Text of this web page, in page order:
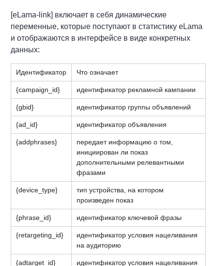
[eLama-link] включает в себя динамические
переменные, которые поступают в статистику eLama
и отображаются в интерфейсе в виде конкретных
данных:
Идентификатор Что означает
{campaign_id} идентификатор рекламной кампании
{gbid} идентификатор группы объявлений
{ad_id} идентификатор объявления
{addphrases}
передает информацию о том,
инициирован ли показ
дополнительными релевантными
фразами
{device_type}
тип устройства, на котором
произведен показ
{phrase_id} идентификатор ключевой фразы
{retargeting_id}
идентификатор условия нацеливания
на аудиторию
{adtarget_id}
идентификатор условия нацеливания